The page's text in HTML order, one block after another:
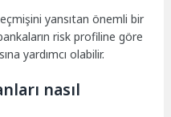
yansıtan önemli bir
risk profiline göre
yardımcı olabilir.
nasıl